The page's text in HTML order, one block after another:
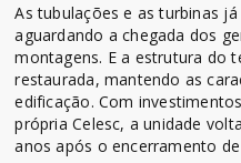
As tubulações e as turbinas
aguardando a chegada dos
montagens. E a estrutura do
restaurada, mantendo as
edificação. Com
própria Celesc, a unidade
anos após o encerramento